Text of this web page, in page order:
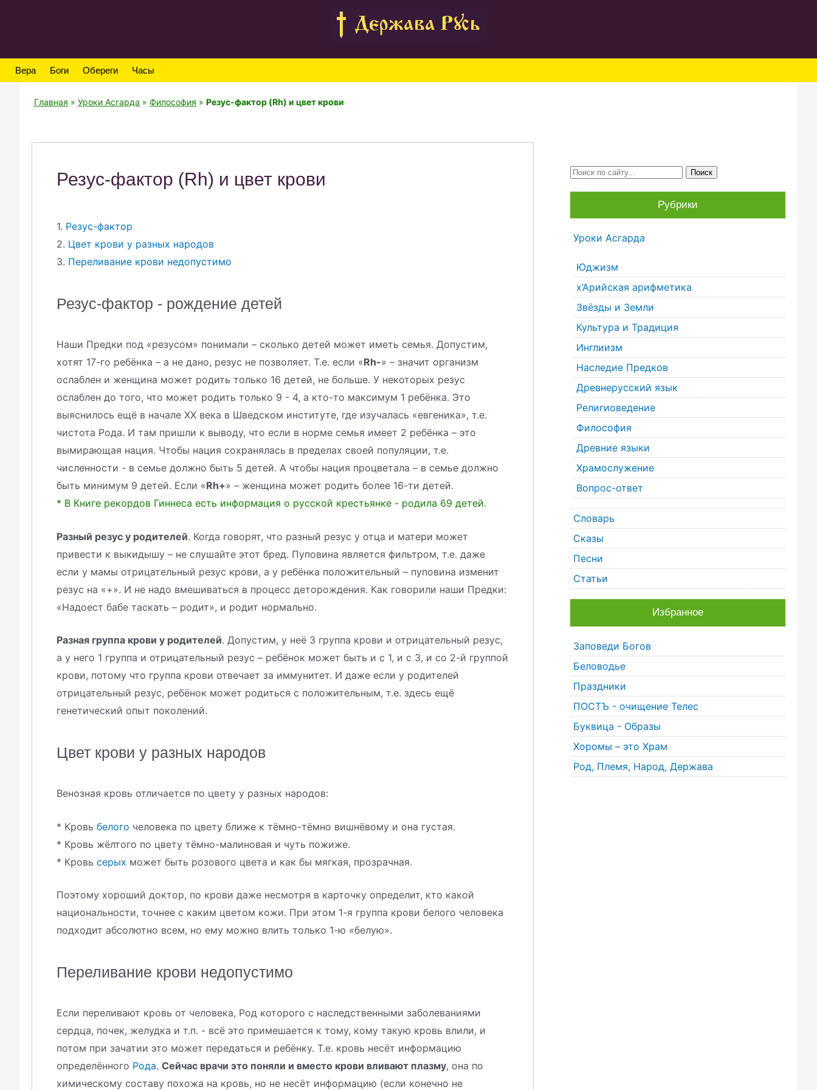
Вера Боги Обереги Часы
Главная » Уроки Асгарда » Философия » Резус-фактор (Rh) и цвет крови
Резус-фактор (Rh) и цвет крови
1. Резус-фактор
2. Цвет крови у разных народов
3. Переливание крови недопустимо
Резус-фактор - рождение детей
Наши Предки под «резусом» понимали – сколько детей может иметь семья. Допустим,
хотят 17-го ребёнка – а не дано, резус не позволяет. Т.е. если «Rh-» – значит организм
ослаблен и женщина может родить только 16 детей, не больше. У некоторых резус
ослаблен до того, что может родить только 9 - 4, а кто-то максимум 1 ребёнка. Это
выяснилось ещё в начале ХХ века в Шведском институте, где изучалась «евгеника», т.е.
чистота Рода. И там пришли к выводу, что если в норме семья имеет 2 ребёнка – это
вымирающая нация. Чтобы нация сохранялась в пределах своей популяции, т.е.
численности - в семье должно быть 5 детей. А чтобы нация процветала – в семье должно
быть минимум 9 детей. Если «Rh+» – женщина может родить более 16-ти детей.
* В Книге рекордов Гиннеса есть информация о русской крестьянке - родила 69 детей.
Разный резус у родителей. Когда говорят, что разный резус у отца и матери может
привести к выкидышу – не слушайте этот бред. Пуповина является фильтром, т.е. даже
если у мамы отрицательный резус крови, а у ребёнка положительный – пуповина изменит
резус на «+». И не надо вмешиваться в процесс деторождения. Как говорили наши Предки:
«Надоест бабе таскать – родит», и родит нормально.
Разная группа крови у родителей. Допустим, у неё 3 группа крови и отрицательный резус,
а у него 1 группа и отрицательный резус – ребёнок может быть и с 1, и с 3, и со 2-й группой
крови, потому что группа крови отвечает за иммунитет. И даже если у родителей
отрицательный резус, ребёнок может родиться с положительным, т.е. здесь ещё
генетический опыт поколений.
Цвет крови у разных народов
Венозная кровь отличается по цвету у разных народов:
* Кровь белого человека по цвету ближе к тёмно-тёмно вишнёвому и она густая.
* Кровь жёлтого по цвету тёмно-малиновая и чуть пожиже.
* Кровь серых может быть розового цвета и как бы мягкая, прозрачная.
Поэтому хороший доктор, по крови даже несмотря в карточку определит, кто какой
национальности, точнее с каким цветом кожи. При этом 1-я группа крови белого человека
подходит абсолютно всем, но ему можно влить только 1-ю «белую».
Переливание крови недопустимо
Если переливают кровь от человека, Род которого с наследственными заболеваниями
сердца, почек, желудка и т.п. - всё это примешается к тому, кому такую кровь влили, и
потом при зачатии это может передаться и ребёнку. Т.е. кровь несёт информацию
определённого Рода. Сейчас врачи это поняли и вместо крови вливают плазму, она по
химическому составу похожа на кровь, но не несёт информацию (если конечно не
Рубрики
Уроки Асгарда
Юджизм
х’Арийская арифметика
Звёзды и Земли
Культура и Традиция
Инглиизм
Наследие Предков
Древнерусский язык
Религиоведение
Философия
Древние языки
Храмослужение
Вопрос-ответ
Словарь
Сказы
Песни
Статьи
Избранное
Заповеди Богов
Беловодье
Праздники
ПОСТЪ - очищение Телес
Буквица - Образы
Хоромы – это Храм
Род, Племя, Народ, Держава